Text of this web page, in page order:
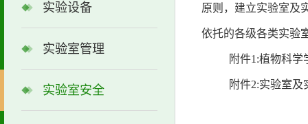
实验设备
实验室管理
实验室安全
原则，建立实验室及
依托的各级各类实验
附件1:植物科
附件2:实验室